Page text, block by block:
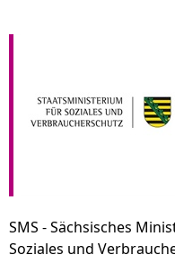
SMS - Sächsisches
Soziales und